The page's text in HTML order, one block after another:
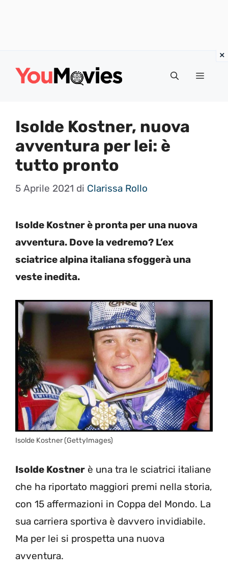
Menu
Isolde Kostner, nuova
avventura per lei: è
tutto pronto
5 Aprile 2021 di Clarissa Rollo
Isolde Kostner è pronta per una nuova
avventura. Dove la vedremo? L’ex
sciatrice alpina italiana sfoggerà una
veste inedita.
Isolde Kostner (GettyImages)
Isolde Kostner è una tra le sciatrici italiane
che ha riportato maggiori premi nella storia,
con 15 affermazioni in Coppa del Mondo. La
sua carriera sportiva è davvero invidiabile.
Ma per lei si prospetta una nuova
avventura.